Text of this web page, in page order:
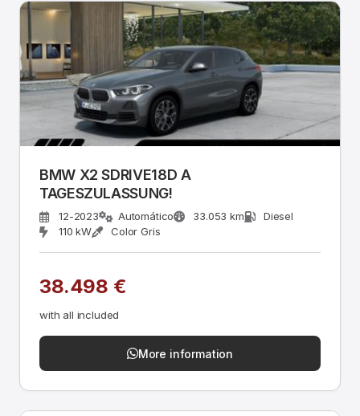
BMW X2 SDRIVE18D A
TAGESZULASSUNG!
12-2023 Automático 33.053 km
Diesel
110 kW
Color Gris
38.498 €
with all included
More information